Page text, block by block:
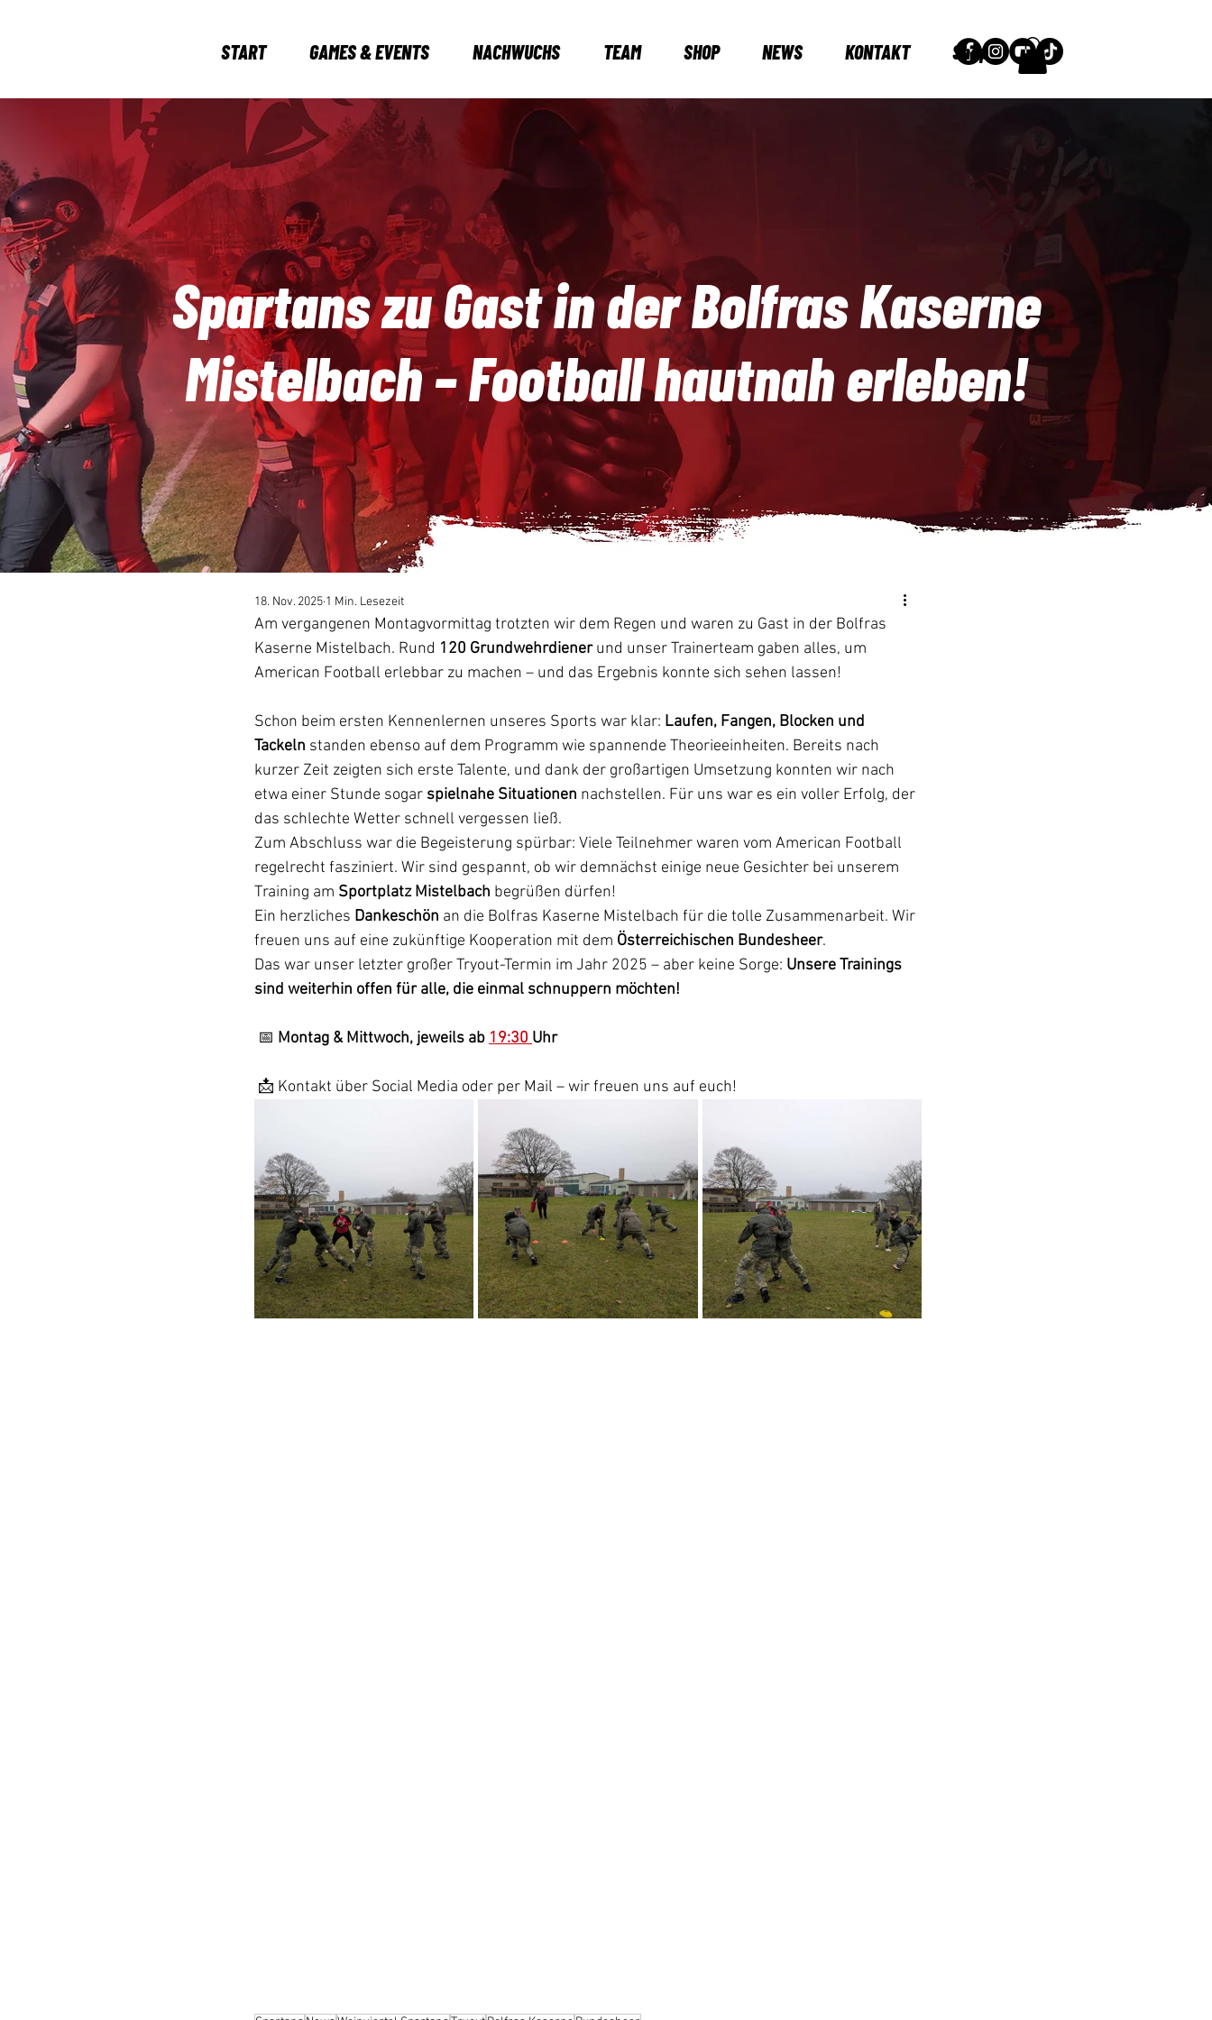
START GAMES & EVENTS NACHWUCHS TEAM SHOP NEWS KONTAKT Shop
Spartans zu Gast in der Bolfras Kaserne
Mistelbach – Football hautnah erleben!
18. Nov. 2025 1 Min. Lesezeit
Am vergangenen Montagvormittag trotzten wir dem Regen und waren zu Gast in der Bolfras
Kaserne Mistelbach. Rund 120 Grundwehrdiener und unser Trainerteam gaben alles, um
American Football erlebbar zu machen – und das Ergebnis konnte sich sehen lassen!
Schon beim ersten Kennenlernen unseres Sports war klar: Laufen, Fangen, Blocken und
Tackeln standen ebenso auf dem Programm wie spannende Theorieeinheiten. Bereits nach
kurzer Zeit zeigten sich erste Talente, und dank der großartigen Umsetzung konnten wir nach
etwa einer Stunde sogar spielnahe Situationen nachstellen. Für uns war es ein voller Erfolg, der
das schlechte Wetter schnell vergessen ließ.
Zum Abschluss war die Begeisterung spürbar: Viele Teilnehmer waren vom American Football
regelrecht fasziniert. Wir sind gespannt, ob wir demnächst einige neue Gesichter bei unserem
Training am Sportplatz Mistelbach begrüßen dürfen!
Ein herzliches Dankeschön an die Bolfras Kaserne Mistelbach für die tolle Zusammenarbeit. Wir
freuen uns auf eine zukünftige Kooperation mit dem Österreichischen Bundesheer.
Das war unser letzter großer Tryout-Termin im Jahr 2025 – aber keine Sorge: Unsere Trainings
sind weiterhin offen für alle, die einmal schnuppern möchten!
📅 Montag & Mittwoch, jeweils ab 19:30 Uhr
📩 Kontakt über Social Media oder per Mail – wir freuen uns auf euch!